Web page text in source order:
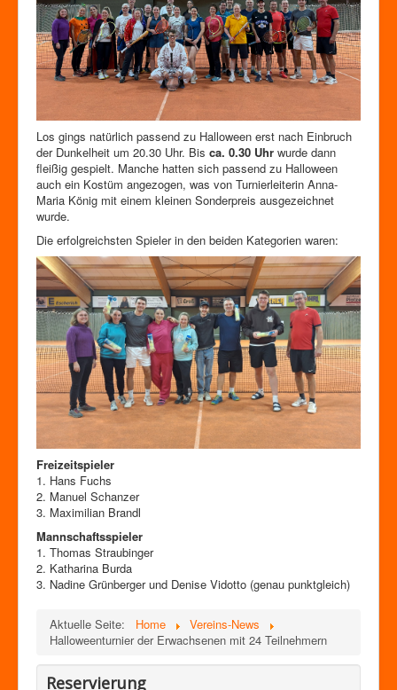
Los gings natürlich passend zu Halloween erst nach Einbruch
der Dunkelheit um 20.30 Uhr. Bis ca. 0.30 Uhr wurde dann
fleißig gespielt. Manche hatten sich passend zu Halloween
auch ein Kostüm angezogen, was von Turnierleiterin Anna-
Maria König mit einem kleinen Sonderpreis ausgezeichnet
wurde.
Die erfolgreichsten Spieler in den beiden Kategorien waren:
Freizeitspieler
1. Hans Fuchs
2. Manuel Schanzer
3. Maximilian Brandl
Mannschaftsspieler
1. Thomas Straubinger
2. Katharina Burda
3. Nadine Grünberger und Denise Vidotto (genau punktgleich)
Aktuelle Seite: Home
Vereins-News
Halloweenturnier der Erwachsenen mit 24 Teilnehmern
Reservierung